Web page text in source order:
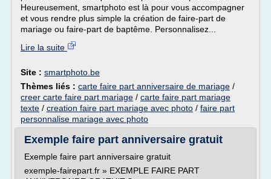
Heureusement, smartphoto est là pour vous accompagner
et vous rendre plus simple la création de faire-part de
mariage ou faire-part de baptême. Personnalisez...
Lire la suite
Site : smartphoto.be
Thèmes liés : carte faire part anniversaire de mariage /
creer carte faire part mariage / carte faire part mariage
texte / creation faire part mariage avec photo / faire part
personnalise mariage avec photo
Exemple faire part anniversaire gratuit
Exemple faire part anniversaire gratuit
exemple-fairepart.fr » EXEMPLE FAIRE PART